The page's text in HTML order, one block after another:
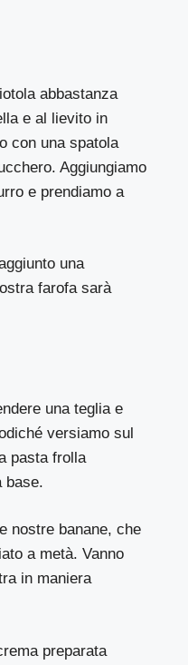
abbastanza
e al lievito in
con una spatola
Aggiungiamo
e prendiamo a
una
farofa sarà
una teglia e
versiamo sul
pasta frolla
base.
nostre banane, che
a metà. Vanno
in maniera
preparata